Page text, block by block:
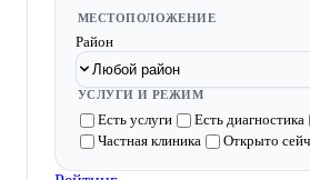
МЕСТОПОЛОЖЕНИЕ
Район
УСЛУГИ И РЕЖИМ
Есть услуги Есть диагностика
Частная клиника
Открыто